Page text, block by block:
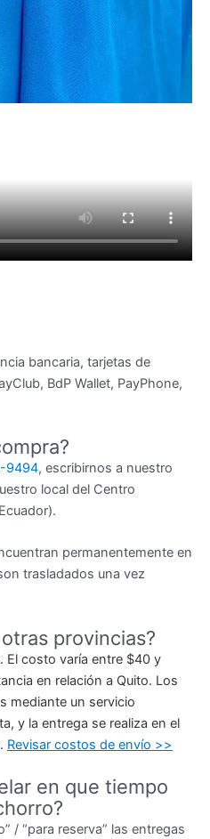
bancaria, tarjetas de
BdP Wallet, PayPhone,
9494, escribirnos a nuestro
local del Centro
permanentemente en
trasladados una vez
provincias?
El costo varía entre $40 y
en relación a Quito. Los
mediante un servicio
y la entrega se realiza en el
Revisar costos de envío >>
en que tiempo
/ “para reserva” las entregas